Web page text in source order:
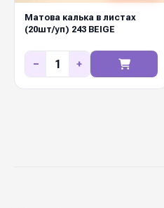
еластичність при
вологостійкість.
форму букета, не
Diamond Pack постачає
регулярним оновленням
Матова калька в листах
(20шт/уп) 243 BEIGE
− +